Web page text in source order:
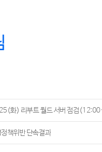
화) 리부트 월드 서버 점검
책위반 단속결과